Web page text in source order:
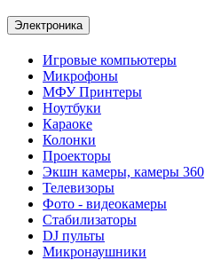
Электроника
Игровые компьютеры
Микрофоны
МФУ Принтеры
Ноутбуки
Караоке
Колонки
Проекторы
Экшн камеры, камеры 360
Телевизоры
Фото - видеокамеры
Стабилизаторы
DJ пульты
Микронаушники